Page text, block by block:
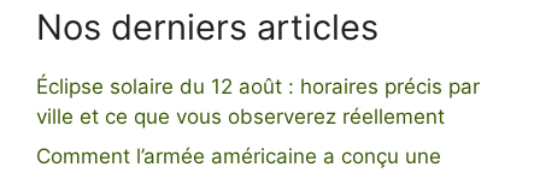
Nos derniers articles
Éclipse solaire du 12 août : horaires précis par
ville et ce que vous observerez réellement
Comment l’armée américaine a conçu une